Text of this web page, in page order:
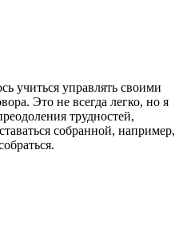
учиться управлять своими
Это не всегда легко, но я
трудностей,
собранной, например,